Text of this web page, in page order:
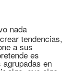
nada
tendencias,
a sus
es
en